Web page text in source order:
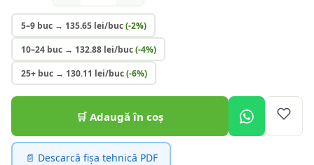
5–9 buc→ 135.65lei/buc(-2%)
10–24 buc→ 132.88lei/buc(-4%)
25+ buc→ 130.11 lei/buc(-6%)
🛒 Adaugă în coș
📄 Descarcă fișa tehnică PDF